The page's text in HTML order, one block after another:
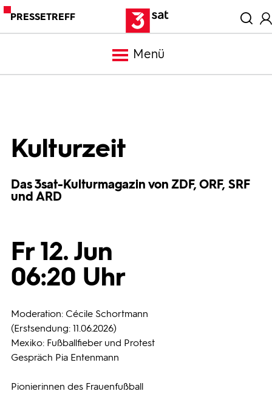
PRESSETREFF
Menü
Kulturzeit
Das 3sat-Kulturmagazin von ZDF, ORF, SRF
und ARD
Fr 12. Jun
06:20 Uhr
Moderation: Cécile Schortmann
(Erstsendung: 11.06.2026)
Mexiko: Fußballfieber und Protest
Gespräch Pia Entenmann
Pionierinnen des Frauenfußball